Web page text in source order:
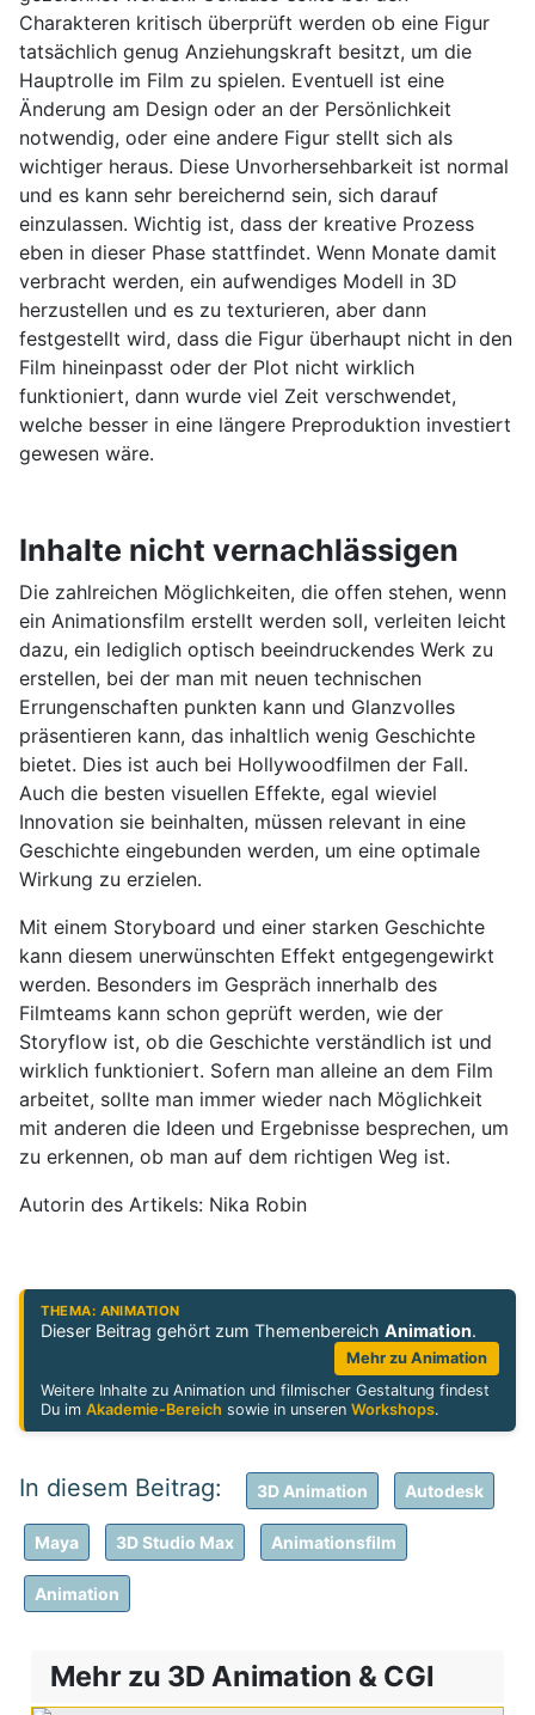
Charakteren kritisch überprüft werden ob eine Figur
tatsächlich genug Anziehungskraft besitzt, um die
Hauptrolle im Film zu spielen. Eventuell ist eine
Änderung am Design oder an der Persönlichkeit
notwendig, oder eine andere Figur stellt sich als
wichtiger heraus. Diese Unvorhersehbarkeit ist normal
und es kann sehr bereichernd sein, sich darauf
einzulassen. Wichtig ist, dass der kreative Prozess
eben in dieser Phase stattfindet. Wenn Monate damit
verbracht werden, ein aufwendiges Modell in 3D
herzustellen und es zu texturieren, aber dann
festgestellt wird, dass die Figur überhaupt nicht in den
Film hineinpasst oder der Plot nicht wirklich
funktioniert, dann wurde viel Zeit verschwendet,
welche besser in eine längere Preproduktion investiert
gewesen wäre.
Inhalte nicht vernachlässigen
Die zahlreichen Möglichkeiten, die offen stehen, wenn
ein Animationsfilm erstellt werden soll, verleiten leicht
dazu, ein lediglich optisch beeindruckendes Werk zu
erstellen, bei der man mit neuen technischen
Errungenschaften punkten kann und Glanzvolles
präsentieren kann, das inhaltlich wenig Geschichte
bietet. Dies ist auch bei Hollywoodfilmen der Fall.
Auch die besten visuellen Effekte, egal wieviel
Innovation sie beinhalten, müssen relevant in eine
Geschichte eingebunden werden, um eine optimale
Wirkung zu erzielen.
Mit einem Storyboard und einer starken Geschichte
kann diesem unerwünschten Effekt entgegengewirkt
werden. Besonders im Gespräch innerhalb des
Filmteams kann schon geprüft werden, wie der
Storyflow ist, ob die Geschichte verständlich ist und
wirklich funktioniert. Sofern man alleine an dem Film
arbeitet, sollte man immer wieder nach Möglichkeit
mit anderen die Ideen und Ergebnisse besprechen, um
zu erkennen, ob man auf dem richtigen Weg ist.
Autorin des Artikels: Nika Robin
THEMA: ANIMATION
Dieser Beitrag gehört zum ThemenbereichAnimation.
Mehr zu Animation
Weitere Inhalte zu Animation und filmischer Gestaltung findest
Du imAkademie-Bereich sowie in unserenWorkshops.
3D Animation Autodesk
Maya 3D Studio Max Animationsfilm
Animation
Mehr zu 3D Animation & CGI